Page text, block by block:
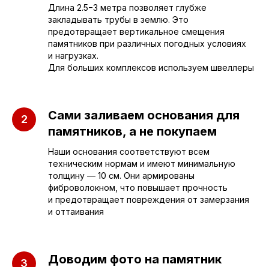
Длина 2.5−3 метра позволяет глубже
закладывать трубы в землю. Это
предотвращает вертикальное смещения
памятников при различных погодных условиях
и нагрузках.
Для больших комплексов используем швеллеры
Сами заливаем основания для
памятников, а не покупаем
Наши основания соответствуют всем
техническим нормам и имеют минимальную
толщину — 10 см. Они армированы
фиброволокном, что повышает прочность
и предотвращает повреждения от замерзания
и оттаивания
Доводим фото на памятник
sleza-v-kamne64@yandex.ru
+7 (962) 629-39-39
г. Энгельс, Весёлая ул., 114
+7 (953) 637-24-55
Руководитель мастерской